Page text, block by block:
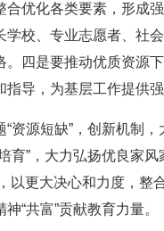
优化各类要素，形成
校、专业志愿者、社
四是要推动优质资源
导，为基层工作提供
资源短缺”，创新机制
育”，大力弘扬优良家
以更大决心和力度，
“共富”贡献教育力量。